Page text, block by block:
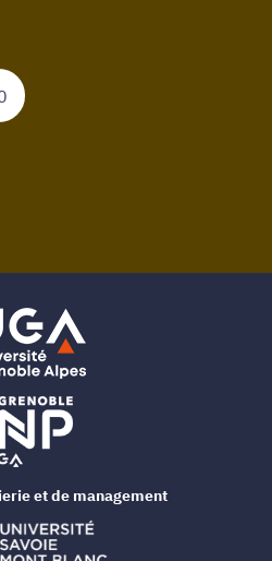
et de management